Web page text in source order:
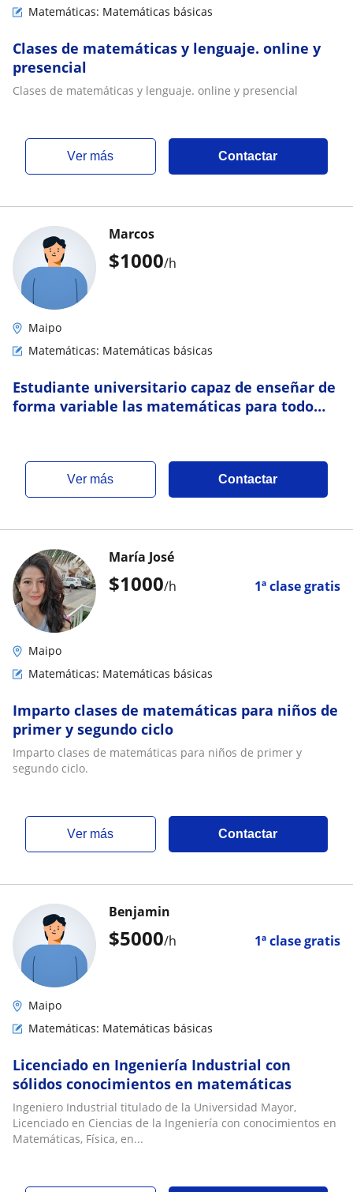
Matemáticas: Matemáticas básicas
Clases de matemáticas y lenguaje. online y
presencial
Clases de matemáticas y lenguaje. online y presencial
ver más Contactar
$1000/h
Marcos
Maipo
Matemáticas: Matemáticas básicas
Estudiante universitario capaz de enseñar de
forma variable las matemáticas para todo
ver más Contactar
$1000/h 1ª clase gratis
María José
Maipo
Matemáticas: Matemáticas básicas
Imparto clases de matemáticas para niños de
primer y segundo ciclo
Imparto clases de matemáticas para niños de primer y
segundo ciclo.
ver más Contactar
$5000/h 1ª clase gratis
Benjamin
Maipo
Matemáticas: Matemáticas básicas
Licenciado en Ingeniería Industrial con
sólidos conocimientos en matemáticas
Ingeniero Industrial titulado de la Universidad Mayor,
Licenciado en Ciencias de la Ingeniería con conocimientos en
Matemáticas, Física, en...